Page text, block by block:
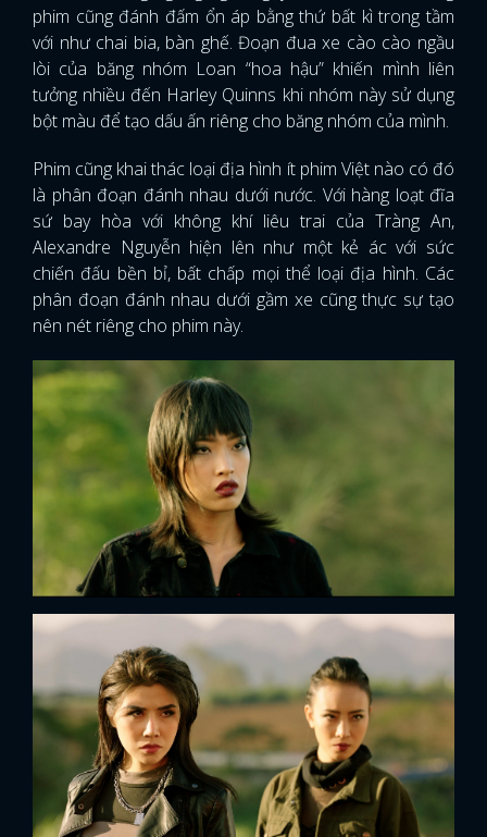
phim cũng đánh đấm ổn áp bằng thứ bất kì trong tầm
với như chai bia, bàn ghế. Đoạn đua xe cào cào ngầu
lòi của băng nhóm Loan “hoa hậu” khiến mình liên
tưởng nhiều đến Harley Quinns khi nhóm này sử dụng
bột màu để tạo dấu ấn riêng cho băng nhóm của mình.
Phim cũng khai thác loại địa hình ít phim Việt nào có đó
là phân đoạn đánh nhau dưới nước. Với hàng loạt đĩa
sứ bay hòa với không khí liêu trai của Tràng An,
Alexandre Nguyễn hiện lên như một kẻ ác với sức
chiến đấu bền bỉ, bất chấp mọi thể loại địa hình. Các
phân đoạn đánh nhau dưới gầm xe cũng thực sự tạo
nên nét riêng cho phim này.